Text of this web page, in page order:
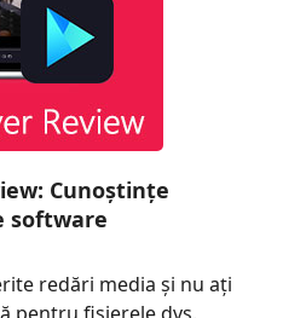
Cunoștințe
software
redări media și nu ați